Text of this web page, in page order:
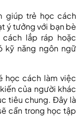
giúp trẻ học cách
ý tưởng với bạn bè
lắp ráp hoặc
kỹ năng ngôn ngữ
học cách làm việc
của người khác
tiêu chung. Đây là
cần trong học tập